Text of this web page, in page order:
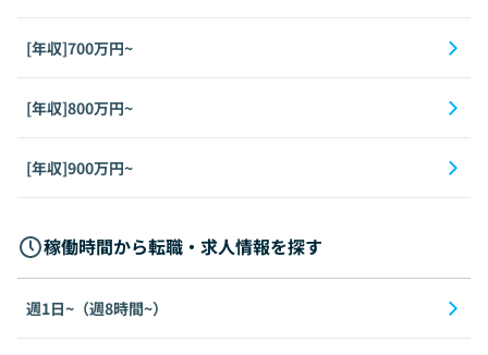
[年収]700万円~
[年収]800万円~
[年収]900万円~
稼働時間から転職・求人情報を探す
週1日~（週8時間~）